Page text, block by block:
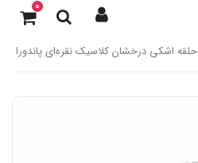
0
حلقه اشکی درخشان کلاسیک نقره‌ای پاندورا